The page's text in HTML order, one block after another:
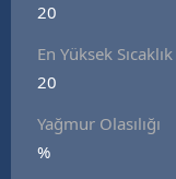
20
En Yüksek Sıcaklık
20
Yağmur Olasılığı
%